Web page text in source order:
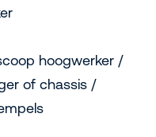
hoogwerker /
of chassis /